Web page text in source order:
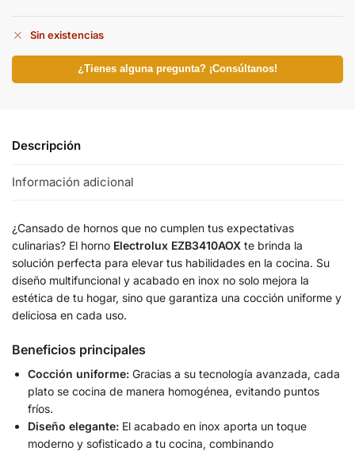
Sin existencias
¿Tienes alguna pregunta? ¡Consúltanos!
Descripción
Información adicional
¿Cansado de hornos que no cumplen tus expectativas
culinarias? El horno Electrolux EZB3410AOX te brinda la
solución perfecta para elevar tus habilidades en la cocina. Su
diseño multifuncional y acabado en inox no solo mejora la
estética de tu hogar, sino que garantiza una cocción uniforme y
deliciosa en cada uso.
Beneficios principales
Cocción uniforme: Gracias a su tecnología avanzada, cada
plato se cocina de manera homogénea, evitando puntos
fríos.
Diseño elegante: El acabado en inox aporta un toque
moderno y sofisticado a tu cocina, combinando